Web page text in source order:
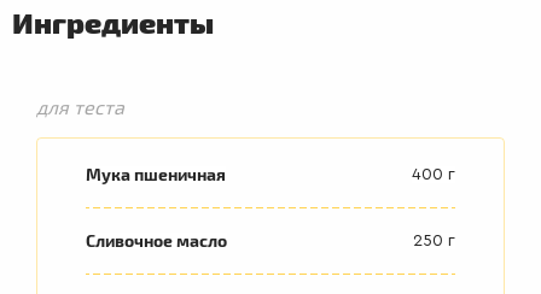
Ингредиенты
для теста
Мука пшеничная 400 г
Сливочное масло 250 г